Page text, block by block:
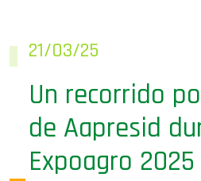
21/03/25
Un recorrido
de Aapresid
Expoagro 2025